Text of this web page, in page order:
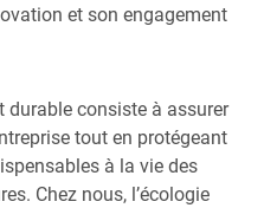
et son engagement
durable consiste à assurer
tout en protégeant
à la vie des
Chez nous, l’écologie